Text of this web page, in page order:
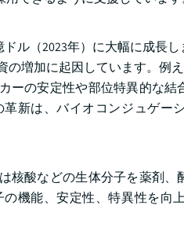
ル（2023年）に大幅に成長
増加に起因しています。例
ーの安定性や部位特異的な
新は、バイオコンジュゲー
核酸などの生体分子を薬剤
機能、安定性、特異性を向